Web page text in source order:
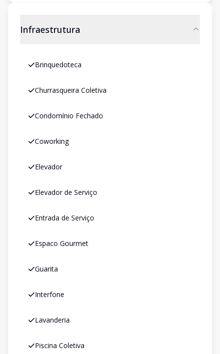
Infraestrutura
Brinquedoteca
Churrasqueira Coletiva
Condomínio Fechado
Coworking
Elevador
Elevador de Serviço
Entrada de Serviço
Espaco Gourmet
Guarita
Interfone
Lavanderia
Piscina Coletiva